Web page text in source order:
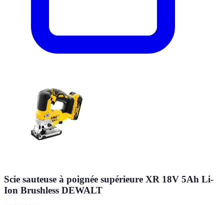
Scie sauteuse à poignée supérieure XR 18V 5Ah Li-
Ion Brushless DEWALT